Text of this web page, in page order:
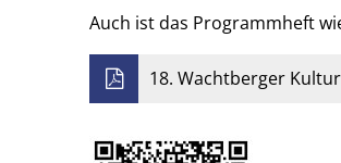
Auch ist das Programmheft
18. Wachtberger